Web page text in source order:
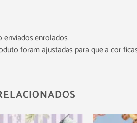
enviados enrolados.
foram ajustadas para que a cor